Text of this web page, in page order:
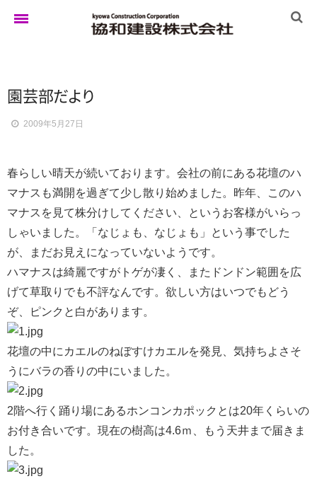
実例集
ブログ
イベント
園芸部だより
2009年5月27日
春らしい晴天が続いております。会社の前にある花壇のハ
マナスも満開を過ぎて少し散り始めました。昨年、このハ
マナスを見て株分けしてください、というお客様がいらっ
しゃいました。「なじょも、なじょも」という事でした
が、まだお見えになっていないようです。
ハマナスは綺麗ですがトゲが凄く、またドンドン範囲を広
げて草取りでも不評なんです。欲しい方はいつでもどう
ぞ、ピンクと白があります。
花壇の中にカエルのねぼすけカエルを発見、気持ちよさそ
うにバラの香りの中にいました。
2階へ行く踊り場にあるホンコンカポックとは20年くらいの
お付き合いです。現在の樹高は4.6ｍ、もう天井まで届きま
した。